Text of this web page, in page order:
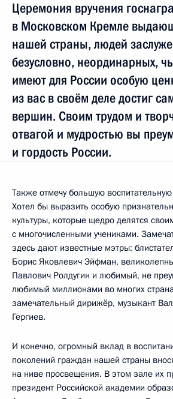
Церемония вручения
в Московском Кремле
нашей страны, людей
безусловно, неординарных,
имеют для России особую
из вас в своём деле достиг
вершин. Своим трудом и
отвагой и мудростью вы
и гордость России.
Также отмечу большую воспитательную
Хотел бы выразить особую
культуры, которые щедро делятся
с многочисленными учениками.
здесь дают известные мэтры:
Борис Яковлевич Эйфман,
Павлович Ролдугин и любимый, не
любимый миллионами во многих
замечательный дирижёр, музыкант
Гергиев.
И конечно, огромный вклад в
поколений граждан нашей страны
на ниве просвещения. В этом зале их
президент Российской академии